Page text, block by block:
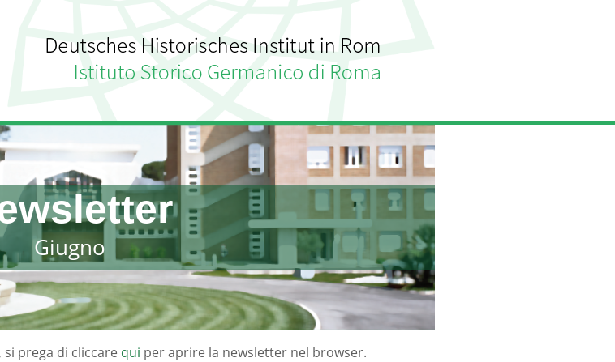
Giugno
si prega di cliccare qui per aprire la newsletter nel browser.